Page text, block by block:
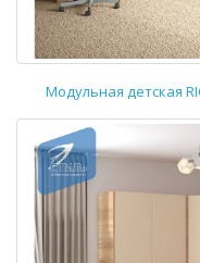
Модульная детская